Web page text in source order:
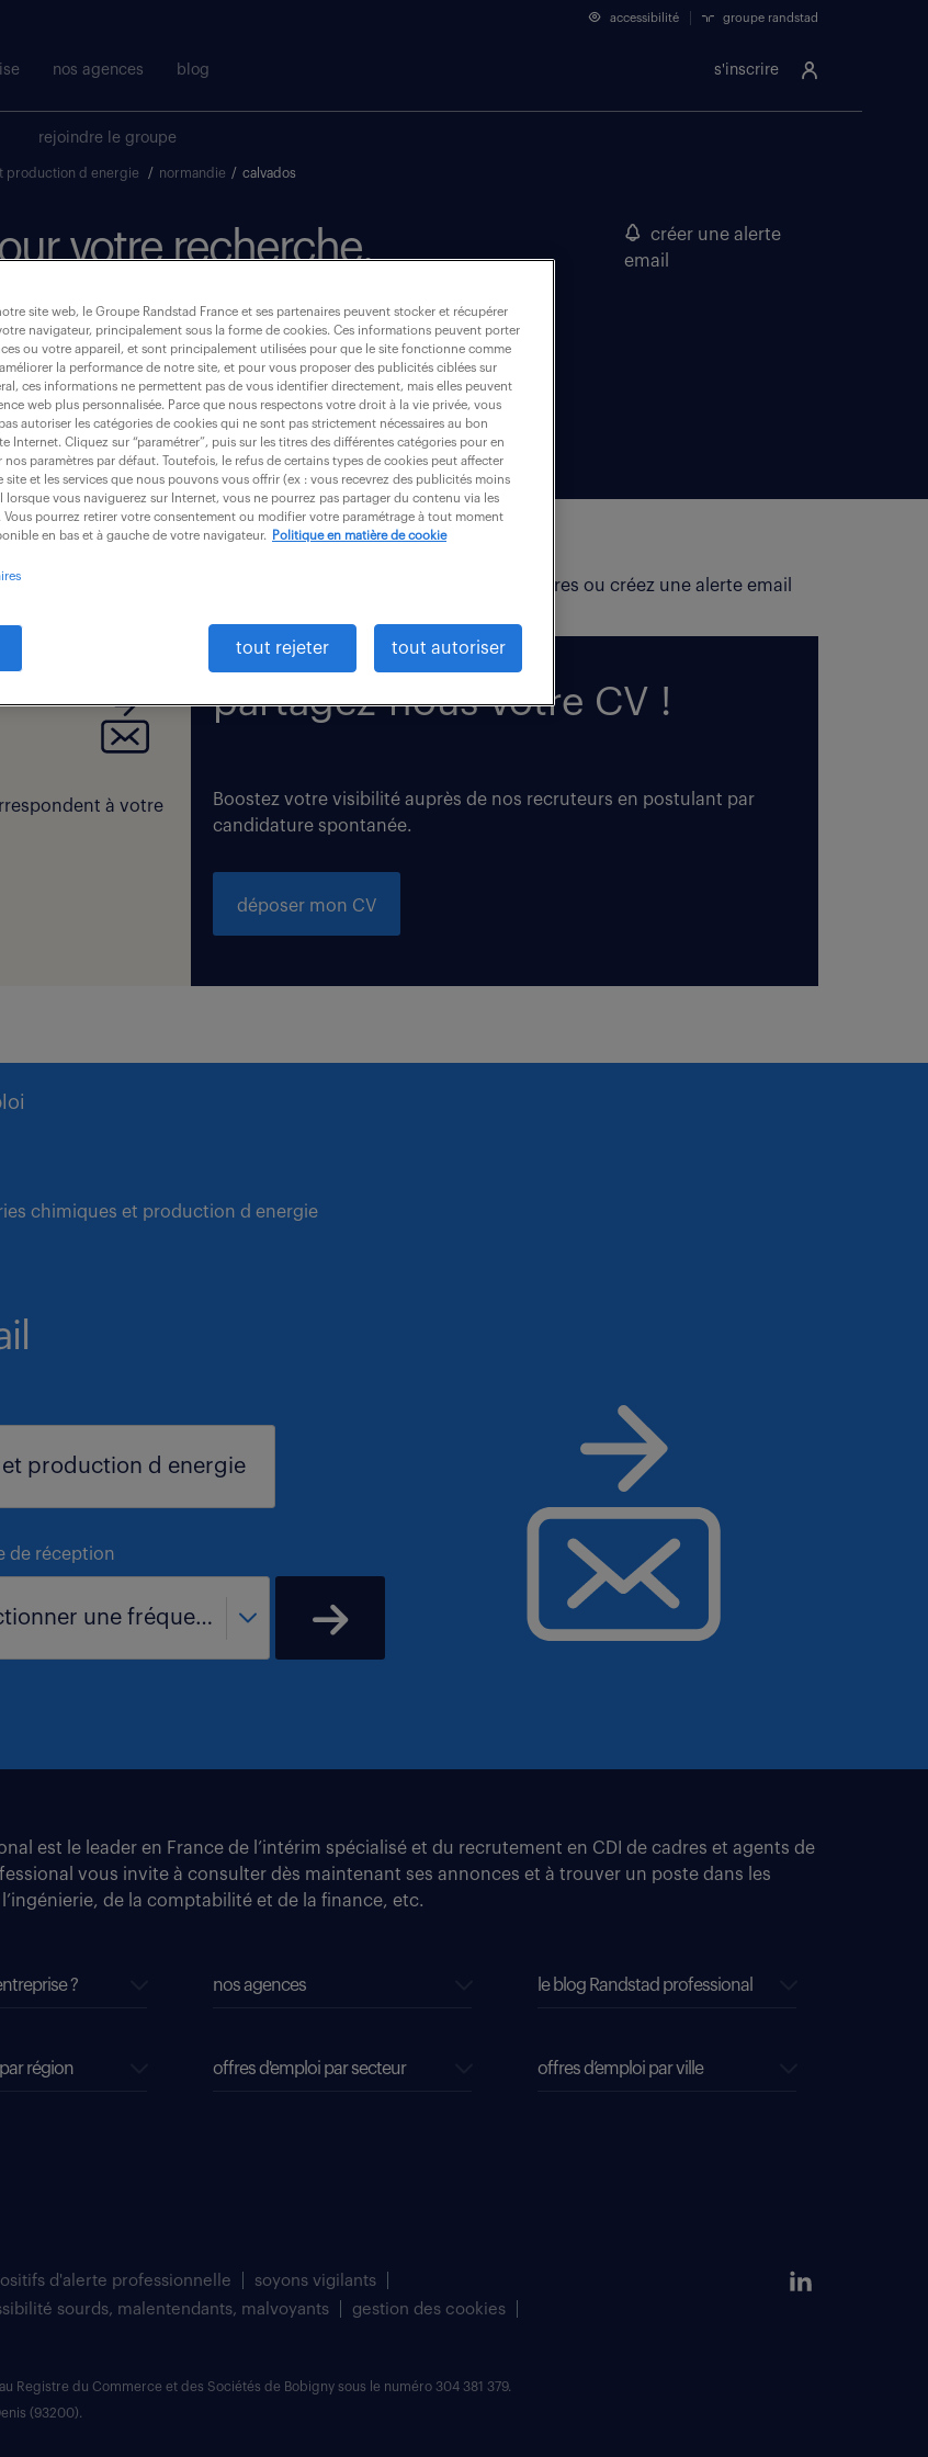
s'inscrire
accessibilité groupe randstad
nos agences blog
rejoindre le groupe
production d energie / normandie / calvados
votre recherche.
créer une alerte
email
où ?
calvados (14)
exactement à vos critères de recherche. Modifiez vos critères ou créez une alerte email
à votre
partagez-nous votre CV !
Boostez votre visibilité auprès de nos recruteurs en postulant par
candidature spontanée.
déposer mon CV
chimiques et production d energie
de réception
- sélectionner une fréquence -
est le leader en France de l’intérim spécialisé et du recrutement en CDI de cadres et agents de
vous invite à consulter dès maintenant ses annonces et à trouver un poste dans les
de la comptabilité et de la finance, etc.
? nos agences le blog Randstad professional
région offres d'emploi par secteur offres d’emploi par ville
d'alerte professionnelle
soyons vigilants
sourds, malentendants, malvoyants
gestion des cookies
Registre du Commerce et des Sociétés de Bobigny sous le numéro 304 381 379.
(93200).
site web, le Groupe Randstad France et ses partenaires peuvent stocker et récupérer
navigateur, principalement sous la forme de cookies. Ces informations peuvent porter
ou votre appareil, et sont principalement utilisées pour que le site fonctionne comme
la performance de notre site, et pour vous proposer des publicités ciblées sur
ces informations ne permettent pas de vous identifier directement, mais elles peuvent
web plus personnalisée. Parce que nous respectons votre droit à la vie privée, vous
autoriser les catégories de cookies qui ne sont pas strictement nécessaires au bon
Internet. Cliquez sur “paramétrer”, puis sur les titres des différentes catégories pour en
paramètres par défaut. Toutefois, le refus de certains types de cookies peut affecter
et les services que nous pouvons vous offrir (ex : vous recevrez des publicités moins
lorsque vous naviguerez sur Internet, vous ne pourrez pas partager du contenu via les
Vous pourrez retirer votre consentement ou modifier votre paramétrage à tout moment
en bas et à gauche de votre navigateur.
Politique en matière de cookie
tout rejeter tout autoriser